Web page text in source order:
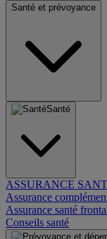
Santé et prévoyance
Santé
ASSURANCE
Assurance
Assurance santé
Conseils santé